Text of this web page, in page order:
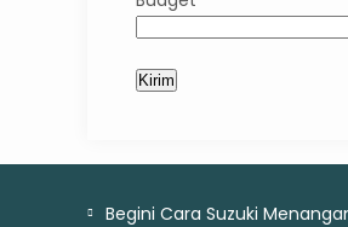
Begini Cara Suzuki
JIMNY